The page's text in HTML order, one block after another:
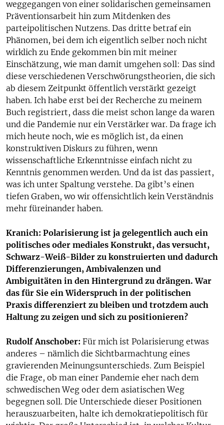
weggegangen von einer solidarischen gemeinsamen
Präventionsarbeit hin zum Mitdenken des
parteipolitischen Nutzens. Das dritte betraf ein
Phänomen, bei dem ich eigentlich selber noch nicht
wirklich zu Ende gekommen bin mit meiner
Einschätzung, wie man damit umgehen soll: Das sind
diese verschiedenen Verschwörungstheorien, die sich
ab diesem Zeitpunkt öffentlich verstärkt gezeigt
haben. Ich habe erst bei der Recherche zu meinem
Buch registriert, dass die meist schon lange da waren
und die Pandemie nur ein Verstärker war. Da frage ich
mich heute noch, wie es möglich ist, da einen
konstruktiven Diskurs zu führen, wenn
wissenschaftliche Erkenntnisse einfach nicht zu
Kenntnis genommen werden. Und da ist das passiert,
was ich unter Spaltung verstehe. Da gibt’s einen
tiefen Graben, wo wir offensichtlich kein Verständnis
mehr füreinander haben.
Kranich: Polarisierung ist ja gelegentlich auch ein
politisches oder mediales Konstrukt, das versucht,
Schwarz-Weiß-Bilder zu konstruierten und dadurch
Differenzierungen, Ambivalenzen und
Ambiguitäten in den Hintergrund zu drängen. War
das für Sie ein Widerspruch in der politischen
Praxis differenziert zu bleiben und trotzdem auch
Haltung zu zeigen und sich zu positionieren?
Rudolf Anschober: Für mich ist Polarisierung etwas
anderes – nämlich die Sichtbarmachtung eines
gravierenden Meinungsunterschieds. Zum Beispiel
die Frage, ob man einer Pandemie eher nach dem
schwedischen Weg oder dem asiatischen Weg
begegnen soll. Die Unterschiede dieser Positionen
herauszuarbeiten, halte ich demokratiepolitisch für